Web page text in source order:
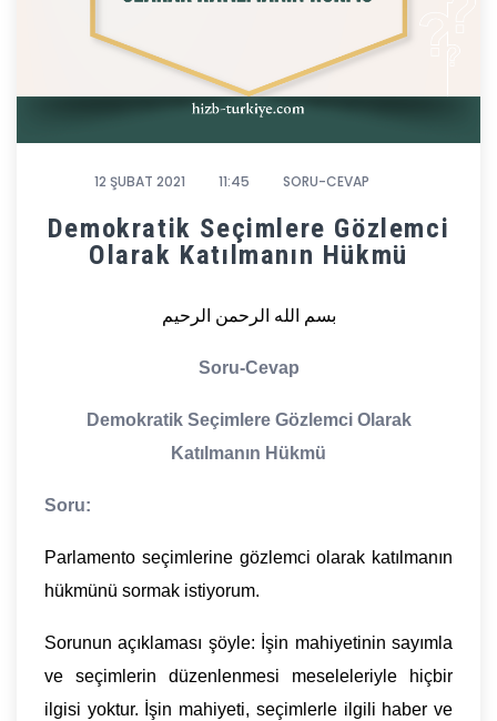
12 ŞUBAT 2021 11:45 SORU-CEVAP
Demokratik Seçimlere Gözlemci
Olarak Katılmanın Hükmü
بسم الله الرحمن الرحيم
Soru-Cevap
Demokratik Seçimlere Gözlemci Olarak
Katılmanın Hükmü
Soru:
Parlamento seçimlerine gözlemci olarak katılmanın
hükmünü sormak istiyorum.
Sorunun açıklaması şöyle: İşin mahiyetinin sayımla
ve seçimlerin düzenlenmesi meseleleriyle hiçbir
ilgisi yoktur. İşin mahiyeti, seçimlerle ilgili haber ve